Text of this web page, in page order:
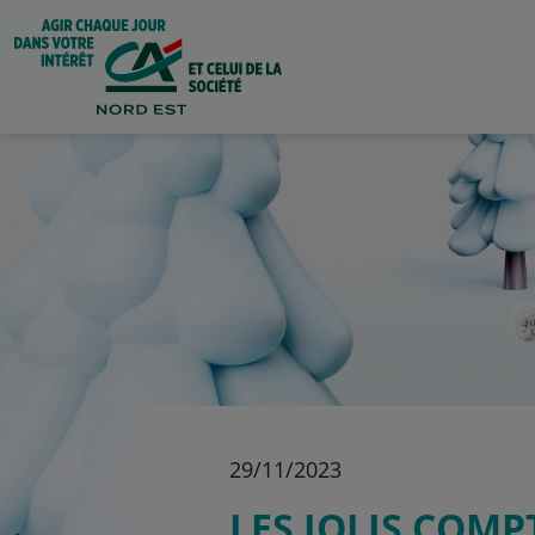
29/11/2023